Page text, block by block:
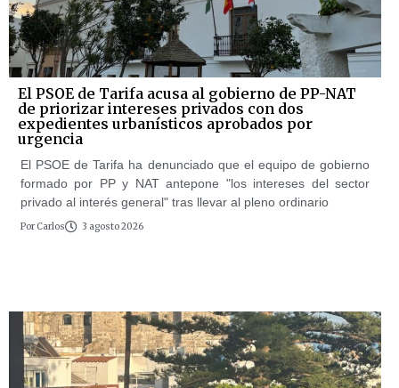
El PSOE de Tarifa acusa al gobierno de PP-NAT
de priorizar intereses privados con dos
expedientes urbanísticos aprobados por
urgencia
El PSOE de Tarifa ha denunciado que el equipo de gobierno
formado por PP y NAT antepone "los intereses del sector
privado al interés general" tras llevar al pleno ordinario
Por Carlos 3 agosto 2026